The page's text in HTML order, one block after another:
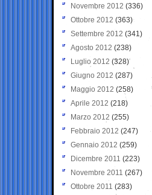
Novembre 2012 (336)
Ottobre 2012 (363)
Settembre 2012 (341)
Agosto 2012 (238)
Luglio 2012 (328)
Giugno 2012 (287)
Maggio 2012 (258)
Aprile 2012 (218)
Marzo 2012 (255)
Febbraio 2012 (247)
Gennaio 2012 (259)
Dicembre 2011 (223)
Novembre 2011 (267)
Ottobre 2011 (283)